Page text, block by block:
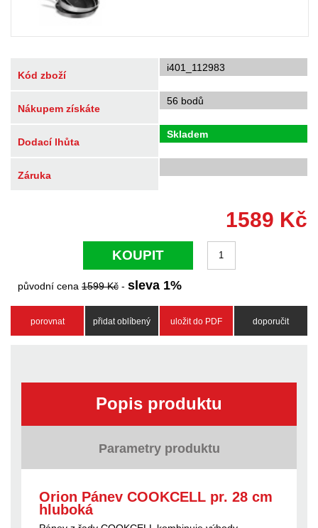
Kód zboží
i401_112983
Nákupem získáte
56 bodů
Dodací lhůta
Skladem
Záruka
1589 Kč
KOUPIT
původní cena 1599Kč - sleva 1%
porovnat přidat oblíbený uložit do PDF doporučit
Popis produktu
Parametry produktu
Orion Pánev COOKCELL pr. 28 cm
hluboká